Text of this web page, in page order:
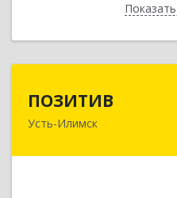
ПОЗИТИВ
Усть-Илимск
666679, Иркутская